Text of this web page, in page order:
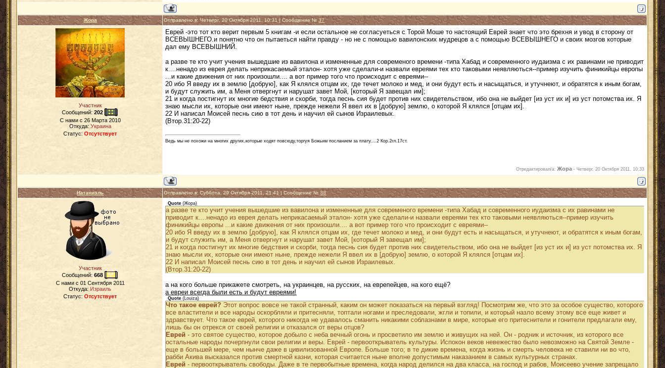
Жора Отправлено в: Четверг, 20 Октября 2011, 10:31 | Сообщение №37
Участник
Сообщений:202
C нами с 26 Марта 2010
Откуда: Украина
Статус:Отсутствует
Еврей -это тот кто верит первым 5 книгам -и если остальное не согласуеться с Торой Моше то настоящий Еврей знает что это брехня и увод в сторону от
ВСЕВЫШНЕГО.и понятно что он пытаеться найти правду - но не с помощью вавилонских мудрецов а с помощью ВСЕВЫШНЕГО и своих мозгов которые
дал ему ВСЕВЫШНИЙ.
а разве те кто учит учения вышедшие из вавилона и измененные для современого времени -типа Хабад и современного иудаизма с их равинами не приводит
к....ненадо из еврея делать неприкасаемый эталон- хотя уже сделали-и назвали евреями тех кто таковыми неявляються--пример изучить финикийцы европы
...и какие движения от них произошли.... а вот пример того что происходит с евреями--
20 ибо Я введу их в землю [добрую], как Я клялся отцам их, где течет молоко и мед, и они будут есть и насыщаться, и утучнеют, и обратятся к иным богам,
и будут служить им, а Меня отвергнут и нарушат завет Мой, [который Я завещал им];
21 и когда постигнут их многие бедствия и скорби, тогда песнь сия будет против них свидетельством, ибо она не выйдет [из уст их и] из уст потомства их. Я
знаю мысли их, которые они имеют ныне, прежде нежели Я ввел их в [добрую] землю, о которой Я клялся [отцам их].
22 И написал Моисей песнь сию в тот день и научил ей сынов Израилевых.
(Втор.31:20-22)
Ведь мы не похожи на многих других,которые ходят повсюду,торгуя Божьим посланием за плату....2 Кор.2гл.17ст.
Отредактировал/а:Жора -Четверг, 20 Октября 2011, 10:33
Натаниэль Отправлено в: Суббота, 29 Октября 2011, 21:41 | Сообщение №38
Участник
Сообщений:668
C нами с 01 Сентября 2011
Откуда: Израиль
Статус:Отсутствует
Quote (Жора)
а разве те кто учит учения вышедшие из вавилона и измененные для современого времени -типа Хабад и современного иудаизма с их равинами не
приводит к....ненадо из еврея делать неприкасаемый эталон- хотя уже сделали-и назвали евреями тех кто таковыми неявляються--пример изучить
финикийцы европы ...и какие движения от них произошли.... а вот пример того что происходит с евреями--
20 ибо Я введу их в землю [добрую], как Я клялся отцам их, где течет молоко и мед, и они будут есть и насыщаться, и утучнеют, и обратятся к иным богам,
и будут служить им, а Меня отвергнут и нарушат завет Мой, [который Я завещал им];
21 и когда постигнут их многие бедствия и скорби, тогда песнь сия будет против них свидетельством, ибо она не выйдет [из уст их и] из уст потомства их. Я
знаю мысли их, которые они имеют ныне, прежде нежели Я ввел их в [добрую] землю, о которой Я клялся [отцам их].
22 И написал Моисей песнь сию в тот день и научил ей сынов Израилевых.
(Втор.31:20-22)
а на кого больше прикажете смотреть, на украинцев, на русских, на еврепейцев, на кого ещё?
а евреи всегда были есть и будут евреями!
Quote ( Louiza)
Что такое еврей? Этот вопрос вовсе не такой странный, каким он может показаться на первый взгляд! Посмотрим же, что это за особое существо, которого
все властители и все народы оскорбляли и притесняли, топтали ногами и преследовали, жгли и топили, и который назло всему этому все еще живет и
здравствует. Что такое еврей, которого никогда не удавалось сманить никакими соблазнами в мире, которые его притеснители и гонители предлагали ему,
лишь бы он отрекся от своей религии и отказался от веры отцов?
Еврей - это святое существо, которое добыло с неба вечный огонь и просветило им землю и живущих на ней. Он - родник и источник, из которого все
остальные народы почерпнули свои религии и веры. Еврей - первооткрыватель культуры. Испокон веков невежество было невозможно на Святой Земле -
еще в большей мере, чем нынче даже в цивилизованной Европе. Больше того; в те дикие времена, когда жизнь и смерть человека не ставили ни во что,
рабби Акива высказался против смертной казни, которая считается ныне вполне допустимым наказанием в самых культурных странах.
Еврей - первооткрыватель свободы. Даже в те первобытные времена, когда народ делился на два класса, на господ и рабов, Моисеево учение запрещало